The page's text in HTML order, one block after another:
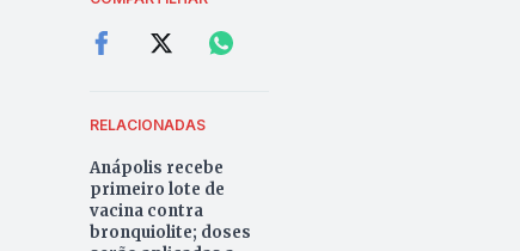
RELACIONADAS
Anápolis recebe
primeiro lote de
vacina contra
bronquiolite; doses